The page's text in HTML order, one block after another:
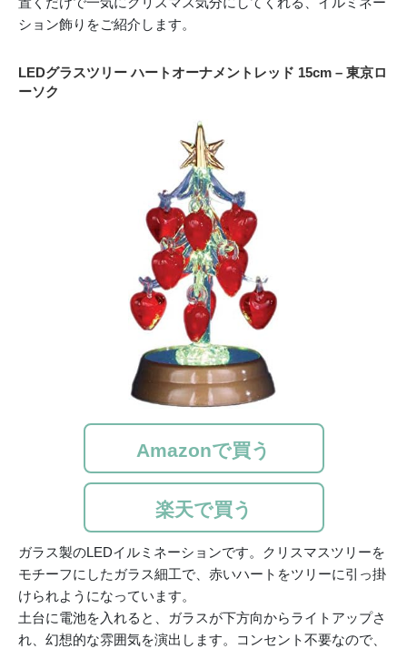
ション飾りをご紹介します。
LEDグラスツリー ハートオーナメントレッド 15cm – 東京ロ
ーソク
Amazonで買う
楽天で買う
ガラス製のLEDイルミネーションです。クリスマスツリーを
モチーフにしたガラス細工で、赤いハートをツリーに引っ掛
けられようになっています。
土台に電池を入れると、ガラスが下方向からライトアップさ
れ、幻想的な雰囲気を演出します。コンセント不要なので、